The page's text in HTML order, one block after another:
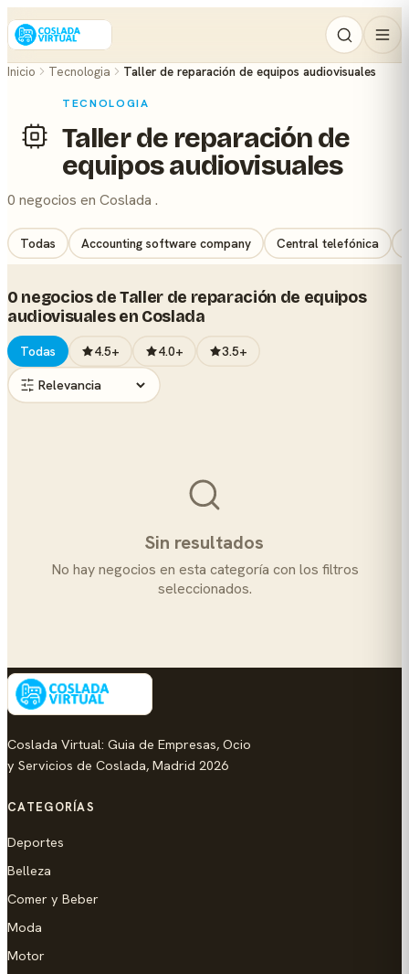
Inicio Tecnologia Taller de reparación de equipos audiovisuales
TECNOLOGIA
Taller de reparación de
equipos audiovisuales
0 negocios en Coslada .
Todas Accounting software company Central telefónica
0 negocios de Taller de reparación de equipos
audiovisuales en Coslada
Todas 4.5+ 4.0+ 3.5+
Sin resultados
No hay negocios en esta categoría con los filtros
seleccionados.
Coslada Virtual: Guia de Empresas, Ocio
y Servicios de Coslada, Madrid 2026
CATEGORÍAS
Deportes
Belleza
Comer y Beber
Moda
Motor